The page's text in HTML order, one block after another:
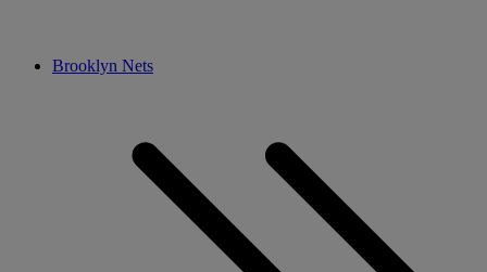
Brooklyn Nets